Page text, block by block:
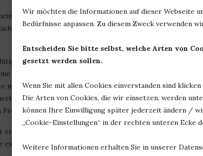
Wir möchten die Informationen auf dieser Webseite
Bedürfnisse anpassen. Zu diesem Zweck verwenden
Entscheiden Sie bitte selbst, welche Arten von
gesetzt werden sollen.
Wenn Sie mit allen Cookies einverstanden sind
Die Arten von Cookies, die wir einsetzen, werden
können Ihre Einwilligung später jederzeit ändern /
„Cookie-Einstellungen“ in der rechten unteren Ecke
Weitere Informationen erhalten Sie in unserer
Ecke auf der Couch verkrieche, den Mann anknurre,
nicht vom Kindle nehmen kann, kann das nur eins
Morde, faszinierende Frauen, knisternde Spannung und
lange Nacht oder eben eine kurze. Je nach dem, von
mich von der ersten Seite an. Ich kam mit dem Denken
gar nicht hinterher. Hatte ich eine Situation
Ein Problem gelöst, tauchten gleich mehrere neue
Zeichen, dass die Papierverzierer hier wieder was ganz
es.